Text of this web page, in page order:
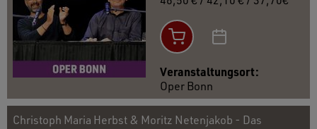
Veranstaltungsort:
Oper Bonn
Christoph Maria Herbst & Moritz Netenjakob - Das